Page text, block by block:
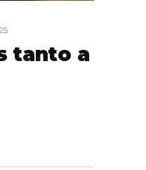
tanto a